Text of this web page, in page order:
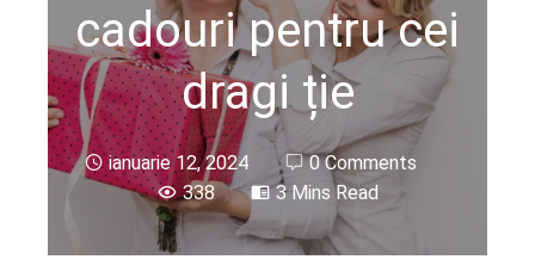
cadouri pentru cei
dragi ție
ianuarie 12, 2024
0 Comments
338
3 Mins Read